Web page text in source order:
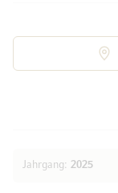
Jahrgang: 2025